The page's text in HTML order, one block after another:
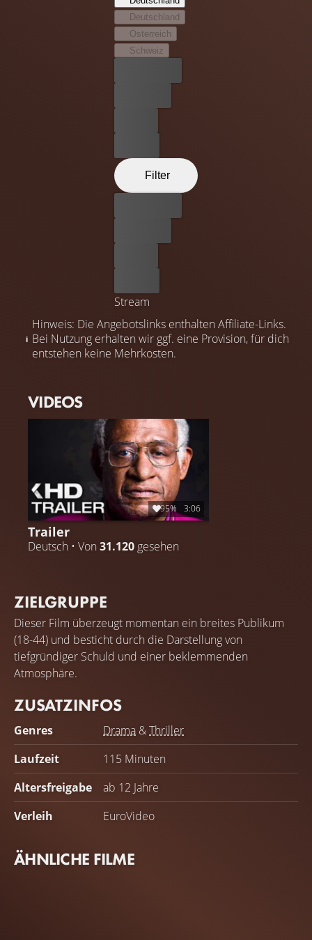
eine gefährliche Auseinandersetzung mit dem gerissenen
Kriminellen hineinziehen, die sein Leben für immer
Deutschland
Österreich
Schweiz
Filter
Stream
Hinweis: Die Angebotslinks enthalten Affiliate-Links.
Bei Nutzung erhalten wir ggf. eine Provision, für dich
entstehen keine Mehrkosten.
VIDEOS
95% 3:06
Trailer
Deutsch • Von 31.120 gesehen
ZIELGRUPPE
Dieser Film überzeugt momentan ein breites Publikum
(18-44) und besticht durch die Darstellung von
tiefgründiger Schuld und einer beklemmenden
Atmosphäre.
ZUSATZINFOS
Genres Drama &Thriller
Laufzeit
115 Minuten
Altersfreigabe
ab 12 Jahre
Verleih
EuroVideo
ÄHNLICHE FILME